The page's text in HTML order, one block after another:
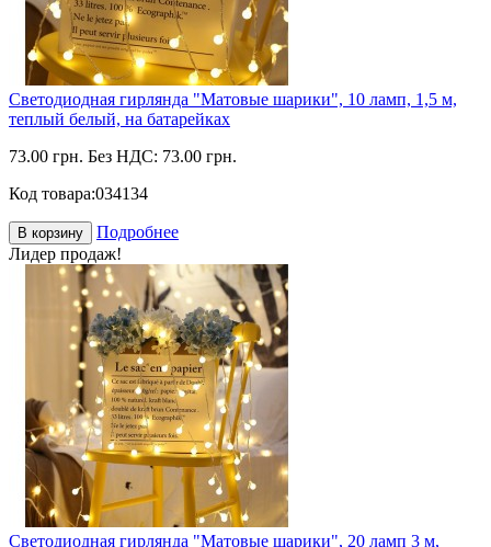
Светодиодная гирлянда "Матовые шарики", 10 ламп, 1,5 м,
теплый белый, на батарейках
73.00 грн. Без НДС: 73.00 грн.
Код товара:034134
В корзину
Подробнее
Лидер продаж!
Светодиодная гирлянда "Матовые шарики", 20 ламп 3 м,